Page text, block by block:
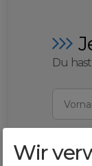
Du
E-
Wir